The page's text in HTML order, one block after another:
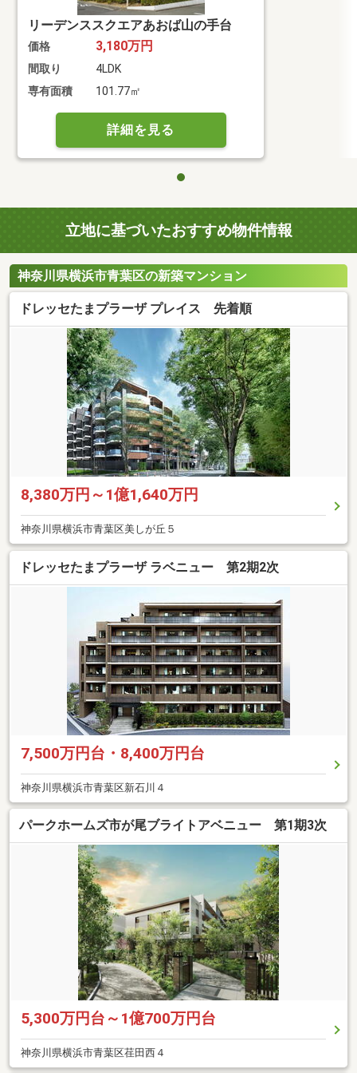
リーデンススクエアあおば山の手台
価格 3,180万円
間取り
4LDK
専有面積
101.77㎡
詳細を見る
立地に基づいたおすすめ物件情報
神奈川県横浜市青葉区の新築マンション
ドレッセたまプラーザ プレイス 先着順
8,380万円～1億1,640万円
神奈川県横浜市青葉区美しが丘５
ドレッセたまプラーザ ラベニュー 第2期2次
7,500万円台・8,400万円台
神奈川県横浜市青葉区新石川４
パークホームズ市が尾ブライトアベニュー 第1期3次
5,300万円台～1億700万円台
神奈川県横浜市青葉区荏田西４